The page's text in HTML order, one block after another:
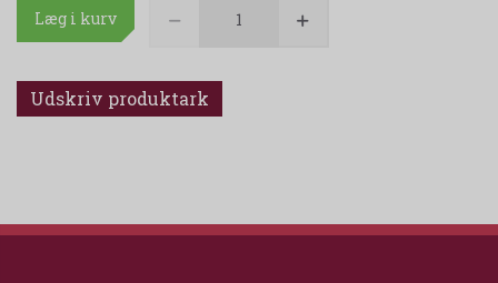
Læg i kurv
Udskriv produktark